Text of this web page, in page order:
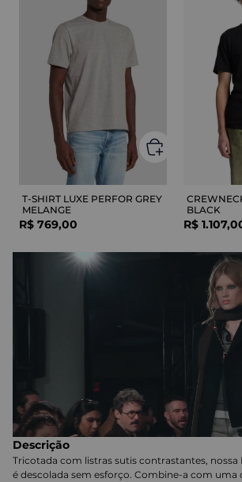
T-SHIRT LUXE PERFOR GREY
MELANGE
R$ 769,00
BLACK
R$ 1.107,
Descrição
Tricotada com listras sutis contrastantes, nossa
é descolada sem esforço. Combine-a com uma